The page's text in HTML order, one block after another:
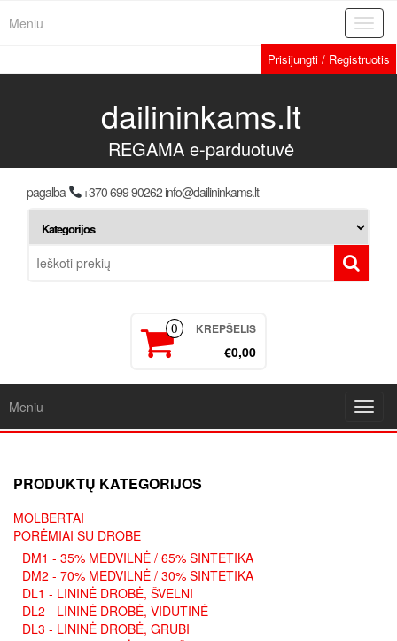
Meniu
Prisijungti / Registruotis
dailininkams.lt
REGAMA e-parduotuvė
pagalba +370 699 90262 info@dailininkams.lt
0 KREPŠELIS
€0,00
Meniu
PRODUKTŲ KATEGORIJOS
MOLBERTAI
PORĖMIAI SU DROBE
DM1 - 35% MEDVILNĖ / 65% SINTETIKA
DM2 - 70% MEDVILNĖ / 30% SINTETIKA
DL1 - LININĖ DROBĖ, ŠVELNI
DL2 - LININĖ DROBĖ, VIDUTINĖ
DL3 - LININĖ DROBĖ, GRUBI